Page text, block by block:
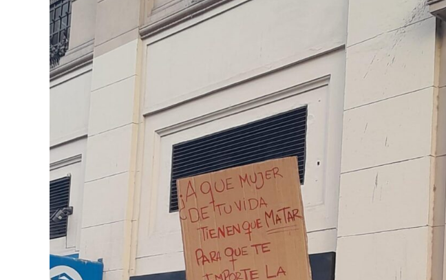
estamos
hartas:
estamos
agotadas